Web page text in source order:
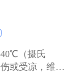
引发恶心，尤
暴饮暴食或乳
毒（如肠胃
（摄氏
或受凉，维持